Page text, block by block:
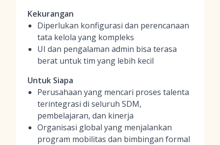
Kekurangan
Diperlukan konfigurasi dan perencanaan
tata kelola yang kompleks
UI dan pengalaman admin bisa terasa
berat untuk tim yang lebih kecil
Untuk Siapa
Perusahaan yang mencari proses talenta
terintegrasi di seluruh SDM,
pembelajaran, dan kinerja
Organisasi global yang menjalankan
program mobilitas dan bimbingan formal